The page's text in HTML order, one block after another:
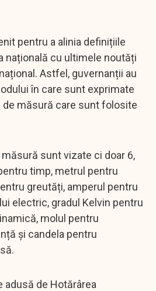
pentru a alinia definițiile
națională cu ultimele noutăți
Astfel, guvernanții au
în care sunt exprimate
măsură care sunt folosite
sunt vizate ci doar 6,
timp, metrul pentru
greutăți, amperul pentru
electric, gradul Kelvin pentru
molul pentru
și candela pentru
adusă de Hotărârea